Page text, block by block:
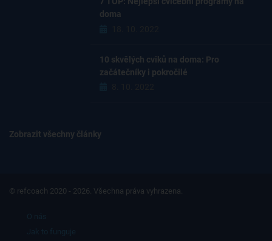
doma
10 skvělých cviků na doma: Pro
začátečníky i pokročilé
Zobrazit všechny články
© refcoach 2020 - 2026. Všechna práva vyhrazena.